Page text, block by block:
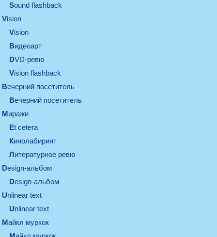
Sound flashback
vision
vision
видеоарт
DVD-ревю
Vision flashback
вечерний посетитель
вечерний посетитель
миражи
et cetera
кинолабиринт
литературное ревю
design-альбом
design-альбом
unlinear text
Unlinear text
майкл муркок